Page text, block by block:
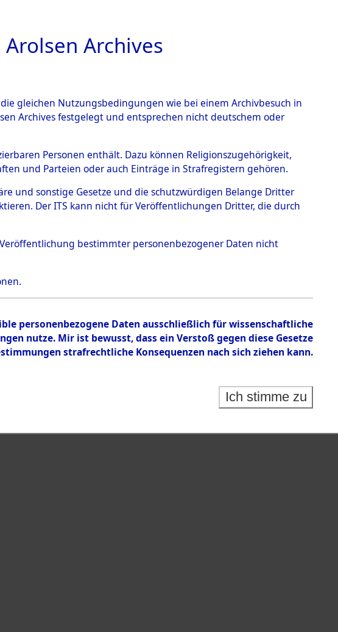
BILD
MÜLLER, EWALD
Archives
gleichen Nutzungsbedingungen wie bei einem Archivbesuch in
Archives festgelegt und entsprechen nicht deutschem oder
Personen enthält. Dazu können Religionszugehörigkeit,
und Parteien oder auch Einträge in Strafregistern gehören.
und sonstige Gesetze und die schutzwürdigen Belange Dritter
Der ITS kann nicht für Veröffentlichungen Dritter, die durch
bestimmter personenbezogener Daten nicht
personenbezogene Daten ausschließlich für wissenschaftliche
nutze. Mir ist bewusst, dass ein Verstoß gegen diese Gesetze
strafrechtliche Konsequenzen nach sich ziehen kann.
Ich stimme zu